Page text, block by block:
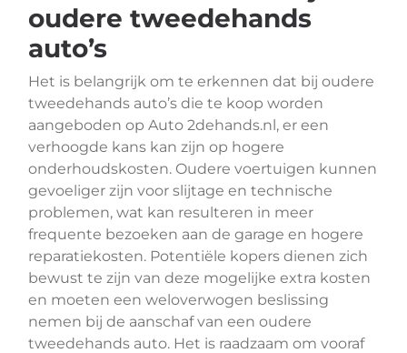
oudere tweedehands
auto’s
Het is belangrijk om te erkennen dat bij oudere
tweedehands auto’s die te koop worden
aangeboden op Auto 2dehands.nl, er een
verhoogde kans kan zijn op hogere
onderhoudskosten. Oudere voertuigen kunnen
gevoeliger zijn voor slijtage en technische
problemen, wat kan resulteren in meer
frequente bezoeken aan de garage en hogere
reparatiekosten. Potentiële kopers dienen zich
bewust te zijn van deze mogelijke extra kosten
en moeten een weloverwogen beslissing
nemen bij de aanschaf van een oudere
tweedehands auto. Het is raadzaam om vooraf